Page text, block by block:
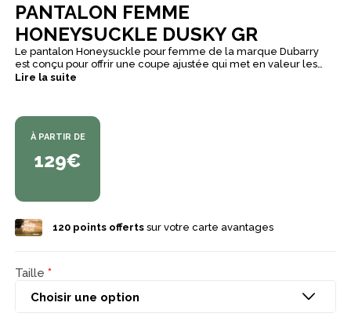
PANTALON FEMME
HONEYSUCKLE DUSKY GR
Le pantalon Honeysuckle pour femme de la marque Dubarry
est conçu pour offrir une coupe ajustée qui met en valeur les
courbes. Fabriqué en velours stretch doux, il allie confort et
des bottes et une veste en tweed ou pour un look plus
décontracté. Il est doté de plusieurs poches. Le logo de la
marque est subtilement inscrit sur la poche arrière droite,
ajoutant une touche distinctive à ce pantalon élégant.
Lire la suite
À PARTIR DE
129€
120points offertssur votre carte avantages
Taille